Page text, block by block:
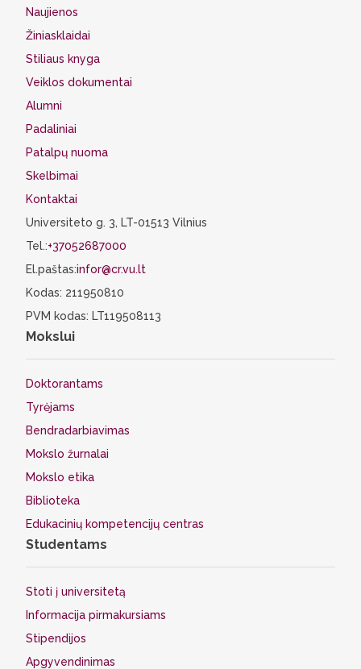
Naujienos
Žiniasklaidai
Stiliaus knyga
Veiklos dokumentai
Alumni
Padaliniai
Patalpų nuoma
Skelbimai
Kontaktai
Universiteto g. 3, LT-01513 Vilnius
Tel.:+37052687000
El.paštas:infor@cr.vu.lt
Kodas: 211950810
PVM kodas: LT119508113
Mokslui
Doktorantams
Tyrėjams
Bendradarbiavimas
Mokslo žurnalai
Mokslo etika
Biblioteka
Edukacinių kompetencijų centras
Studentams
Stoti į universitetą
Informacija pirmakursiams
Stipendijos
Apgyvendinimas